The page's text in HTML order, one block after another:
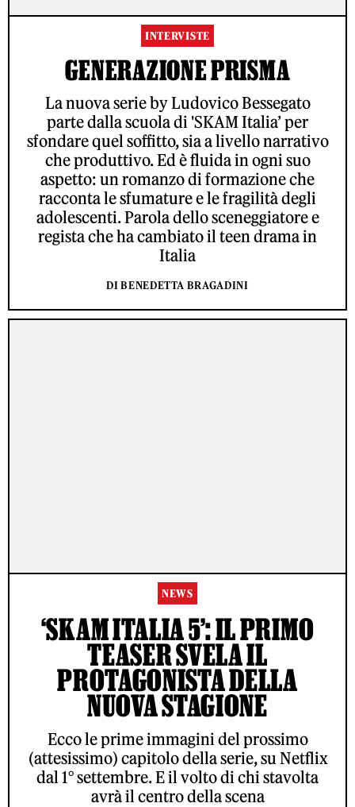
INTERVISTE
GENERAZIONE PRISMA
La nuova serie by Ludovico Bessegato
parte dalla scuola di 'SKAM Italia’ per
sfondare quel soffitto, sia a livello narrativo
che produttivo. Ed è fluida in ogni suo
aspetto: un romanzo di formazione che
racconta le sfumature e le fragilità degli
adolescenti. Parola dello sceneggiatore e
regista che ha cambiato il teen drama in
Italia
DI BENEDETTA BRAGADINI
NEWS
‘SKAM ITALIA 5’: IL PRIMO
TEASER SVELA IL
PROTAGONISTA DELLA
NUOVA STAGIONE
Ecco le prime immagini del prossimo
(attesissimo) capitolo della serie, su Netflix
dal 1° settembre. E il volto di chi stavolta
avrà il centro della scena